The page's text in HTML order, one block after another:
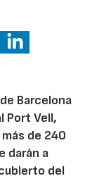
Barcelona
Port Vell,
de 240
darán a
del